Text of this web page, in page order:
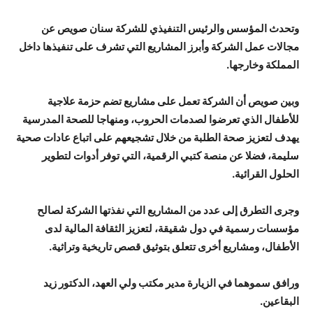
وتحدث المؤسس والرئيس التنفيذي للشركة سنان صويص عن
مجالات عمل الشركة وأبرز المشاريع التي تشرف على تنفيذها داخل
المملكة وخارجها.
وبين صويص أن الشركة تعمل على مشاريع تضم حزمة علاجية
للأطفال الذي تعرضوا لصدمات الحروب، ومنهاجا للصحة المدرسية
يهدف لتعزيز صحة الطلبة من خلال تشجيعهم على اتباع عادات صحية
سليمة، فضلا عن منصة كتبي الرقمية، التي توفر أدوات لتطوير
الحلول القرائية.
وجرى التطرق إلى عدد من المشاريع التي نفذتها الشركة لصالح
مؤسسات رسمية في دول شقيقة، لتعزيز الثقافة المالية لدى
الأطفال، ومشاريع أخرى تتعلق بتوثيق قصص تاريخية وتراثية.
ورافق سموهما في الزيارة مدير مكتب ولي العهد، الدكتور زيد
البقاعين.